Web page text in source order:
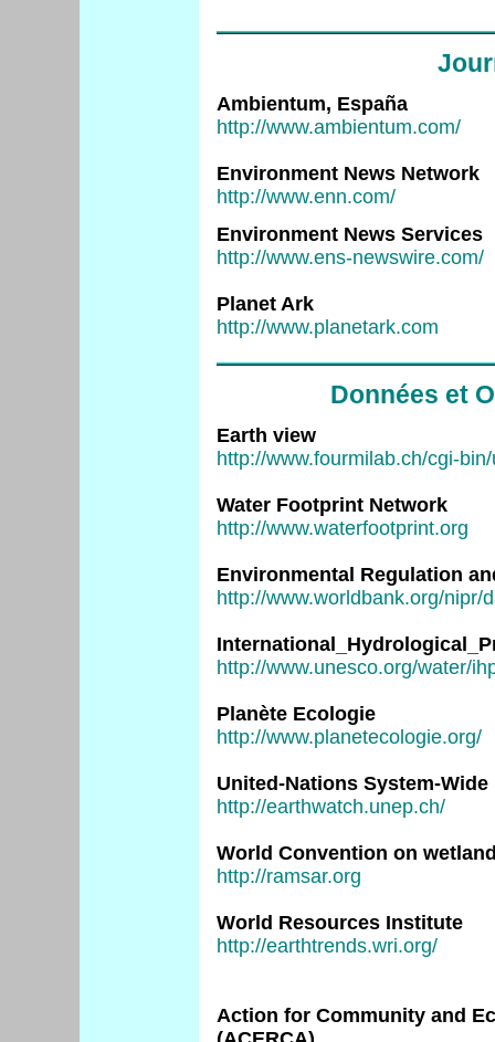
Ambientum, España
http://www.ambientum.com/
Environment News Network
http://www.enn.com/
Environment News Services
http://www.ens-newswire.com/
Planet Ark
http://www.planetark.com
Données et
Earth view
http://www.fourmilab.ch/cgi-
Water Footprint Network
http://www.waterfootprint.org
Environmental Regulation
http://www.worldbank.org/nipr/
http://www.unesco.org/water/
Planète Ecologie
http://www.planetecologie.org/
United-Nations System-
http://earthwatch.unep.ch/
World Convention on
http://ramsar.org
World Resources Institute
http://earthtrends.wri.org/
Action for Community and